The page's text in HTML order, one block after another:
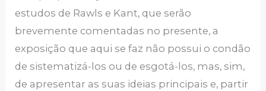
estudos de Rawls e Kant, que serão
brevemente comentadas no presente, a
exposição que aqui se faz não possui o condão
de sistematizá-los ou de esgotá-los, mas, sim,
de apresentar as suas ideias principais e, partir